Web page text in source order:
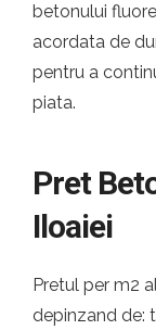
betonului
acordata de
pentru a
piata.
Pret
Iloaiei
Pretul per m2
depinzand de: